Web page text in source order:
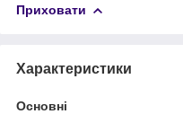
Приховати
Характеристики
Основні